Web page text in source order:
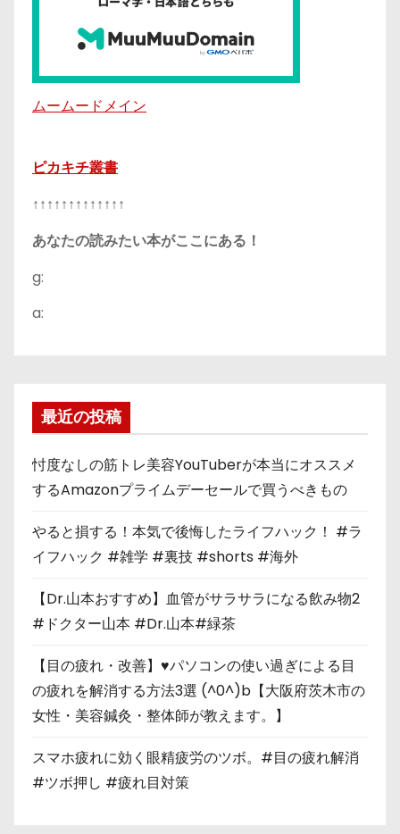
ムームードメイン
ピカキチ叢書
↑↑↑↑↑↑↑↑↑↑↑↑↑
あなたの読みたい本がここにある！
g:
a:
最近の投稿
忖度なしの筋トレ美容YouTuberが本当にオススメ
するAmazonプライムデーセールで買うべきもの
やると損する！本気で後悔したライフハック！ #ラ
イフハック #雑学 #裏技 #shorts #海外
【Dr.山本おすすめ】血管がサラサラになる飲み物2
#ドクター山本 #Dr.山本#緑茶
【目の疲れ・改善】♥パソコンの使い過ぎによる目
の疲れを解消する方法3選 (^0^)b【大阪府茨木市の
女性・美容鍼灸・整体師が教えます。】
スマホ疲れに効く眼精疲労のツボ。#目の疲れ解消
#ツボ押し #疲れ目対策